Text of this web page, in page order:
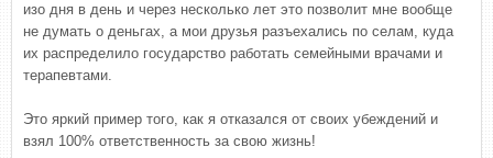
изо дня в день и через несколько лет это позволит мне вообще
не думать о деньгах, а мои друзья разъехались по селам, куда
их распределило государство работать семейными врачами и
терапевтами.
Это яркий пример того, как я отказался от своих убеждений и
взял 100% ответственность за свою жизнь!